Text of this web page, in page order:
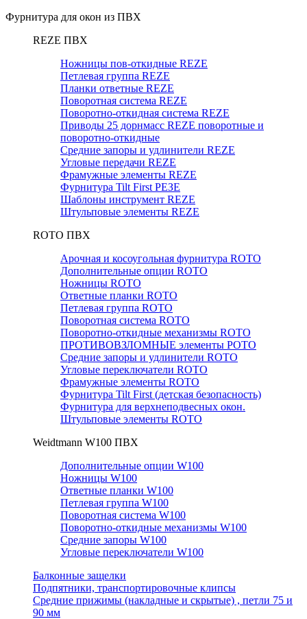
Фурнитура для окон из ПВХ
REZE ПВХ
Ножницы пов-откидные REZE
Петлевая группа REZE
Планки ответные REZE
Поворотная система REZE
Поворотно-откидная система REZE
Приводы 25 дорнмасс REZE поворотные и
поворотно-откидные
Средние запоры и удлинители REZE
Угловые передачи REZE
Фрамужные элементы REZE
Фурнитура Tilt First РЕЗЕ
Шаблоны инструмент REZE
Штульповые элементы REZE
RОTO ПВХ
Арочная и косоугольная фурнитура ROTO
Дополнительные опции ROTO
Ножницы ROTO
Ответные планки ROTO
Петлевая группа ROTO
Поворотная система ROTO
Поворотно-откидные механизмы ROTO
ПРОТИВОВЗЛОМНЫЕ элементы РОТО
Средние запоры и удлинители ROTO
Угловые переключатели ROTO
Фрамужные элементы ROTO
Фурнитура Tilt First (детская безопасность)
Фурнитура для верхнеподвесных окон.
Штульповые элементы ROTO
Weidtmann W100 ПВХ
Дополнительные опции W100
Ножницы W100
Ответные планки W100
Петлевая группа W100
Поворотная система W100
Поворотно-откидные механизмы W100
Средние запоры W100
Угловые переключатели W100
Балконные защелки
Подпятники, транспортировочные клипсы
Средние прижимы (накладные и скрытые) , петли 75 и
90 мм